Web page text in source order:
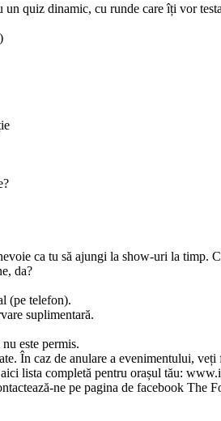
quiz dinamic, cu runde care îți vor
ca tu să ajungi la show-uri la
da?
(pe telefon).
suplimentară.
este permis.
În caz de anulare a evenimentului,
lista completă pentru orașul tău:
ne pe pagina de facebook The